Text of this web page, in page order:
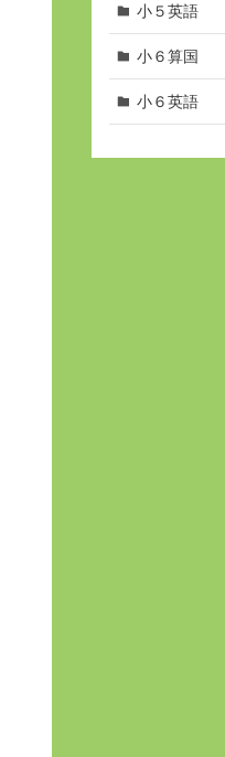
小５英語
小６算国
小６英語